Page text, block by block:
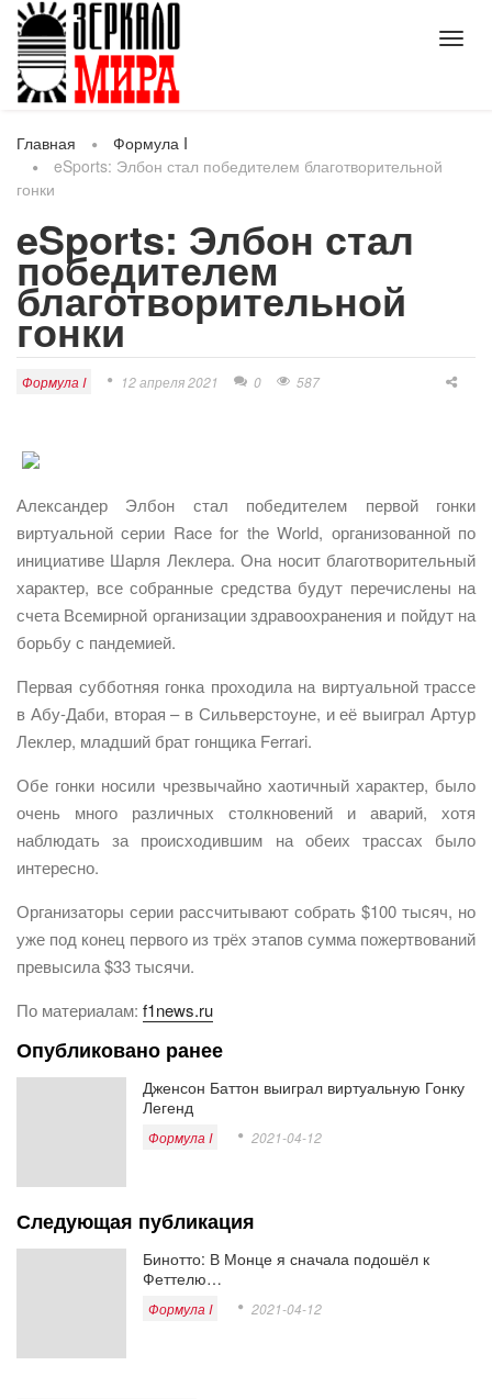
Главная
Формула I
eSports: Элбон стал победителем благотворительной
гонки
eSports: Элбон стал
победителем
благотворительной
гонки
Формула I 12 апреля 2021 0 587
Александер Элбон стал победителем первой гонки
виртуальной серии Race for the World, организованной по
инициативе Шарля Леклера. Она носит благотворительный
характер, все собранные средства будут перечислены на
счета Всемирной организации здравоохранения и пойдут на
борьбу с пандемией.
Первая субботняя гонка проходила на виртуальной трассе
в Абу-Даби, вторая – в Сильверстоуне, и её выиграл Артур
Леклер, младший брат гонщика Ferrari.
Обе гонки носили чрезвычайно хаотичный характер, было
очень много различных столкновений и аварий, хотя
наблюдать за происходившим на обеих трассах было
интересно.
Организаторы серии рассчитывают собрать $100 тысяч, но
уже под конец первого из трёх этапов сумма пожертвований
превысила $33 тысячи.
По материалам: f1news.ru
Опубликовано ранее
Дженсон Баттон выиграл виртуальную Гонку
Легенд
Формула I 2021-04-12
Следующая публикация
Бинотто: В Монце я сначала подошёл к
Феттелю…
Формула I 2021-04-12